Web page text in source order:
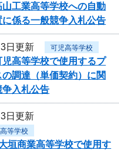
工業高等学校への自動
に係る一般競争入札公告
日更新 可児高等学校
高等学校で使用するプ
の調達（単価契約）に関
入札公告
日更新
等学校
垣商業高等学校で使用す